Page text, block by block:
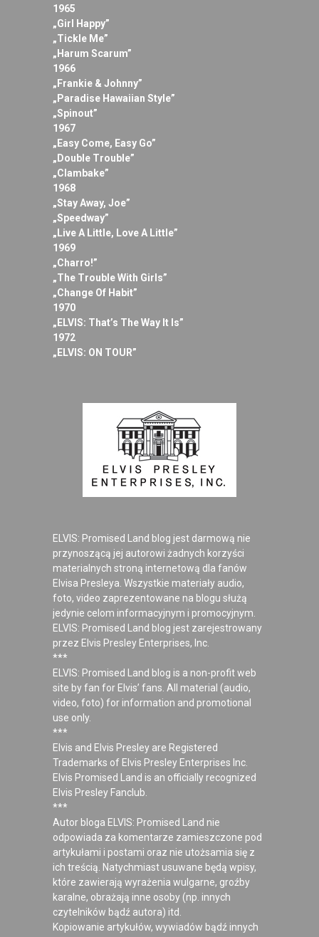
1965
„Girl Happy”
„Tickle Me”
„Harum Scarum”
1966
„Frankie & Johnny”
„Paradise Hawaiian Style”
„Spinout”
1967
„Easy Come, Easy Go”
„Double Trouble”
„Clambake”
1968
„Stay Away, Joe”
„Speedway”
„Live A Little, Love A Little”
1969
„Charro!”
„The Trouble With Girls”
„Change Of Habit”
1970
„ELVIS: That’s The Way It Is”
1972
„ELVIS: ON TOUR”
ELVIS: Promised Land blog jest darmową nie
przynoszącą jej autorowi żadnych korzyści
materialnych stroną internetową dla fanów
Elvisa Presleya. Wszystkie materiały audio,
foto, video zaprezentowane na blogu służą
jedynie celom informacyjnym i promocyjnym.
ELVIS: Promised Land blog jest zarejestrowany
przez Elvis Presley Enterprises, Inc.
***
ELVIS: Promised Land blog is a non-profit web
site by fan for Elvis’ fans. All material (audio,
video, foto) for information and promotional
use only.
***
Elvis and Elvis Presley are Registered
Trademarks of Elvis Presley Enterprises Inc.
Elvis Promised Land is an officially recognized
Elvis Presley Fanclub.
***
Autor bloga ELVIS: Promised Land nie
odpowiada za komentarze zamieszczone pod
artykułami i postami oraz nie utożsamia się z
ich treścią. Natychmiast usuwane będą wpisy,
które zawierają wyrażenia wulgarne, groźby
karalne, obrażają inne osoby (np. innych
czytelników bądź autora) itd.
Kopiowanie artykułów, wywiadów bądź innych